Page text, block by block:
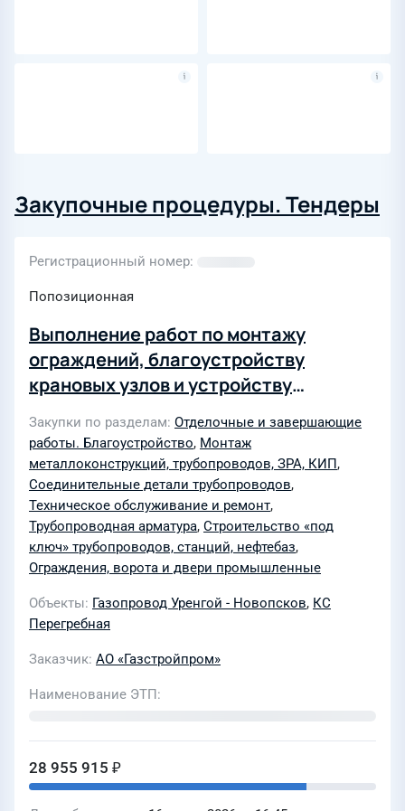
Закупочные процедуры. Тендеры
Регистрационный номер
Попозиционная
Выполнение работ по монтажу
ограждений, благоустройству
крановых узлов и устройству
«Капитальный ремонт МГ Уренгой-
Новопсков, Ду 1400, инв. №000183,
ремонтируемый участок км 685 - 718.
Замена труб. Перегребненское
ЛПУМГ» и «Капитальный ремонт МГ
Уренгой-Новопсков, Ду1400,
730,450 (эксплуатационный км 718-
734), инв.№000183. Замена труб.
Перегребненское ЛПУМГ» в составе
стройки КР ЛЧ МГ для
газа ГТ Югорск (437/28) для нужд АО
«Газстройпром»
Закупки по разделам Отделочные и завершающие
работы. Благоустройство, Монтаж
металлоконструкций, трубопроводов, ЗРА, КИП,
Соединительные детали трубопроводов,
Техническое обслуживание и ремонт,
Трубопроводная арматура, Строительство «под
ключ» трубопроводов, станций, нефтебаз,
Ограждения, ворота и двери промышленные
Объекты Газопровод Уренгой - Новопсков, КС
Перегребная
Заказчик АО «Газстройпром»
Наименование ЭТП
28 955 915 ₽